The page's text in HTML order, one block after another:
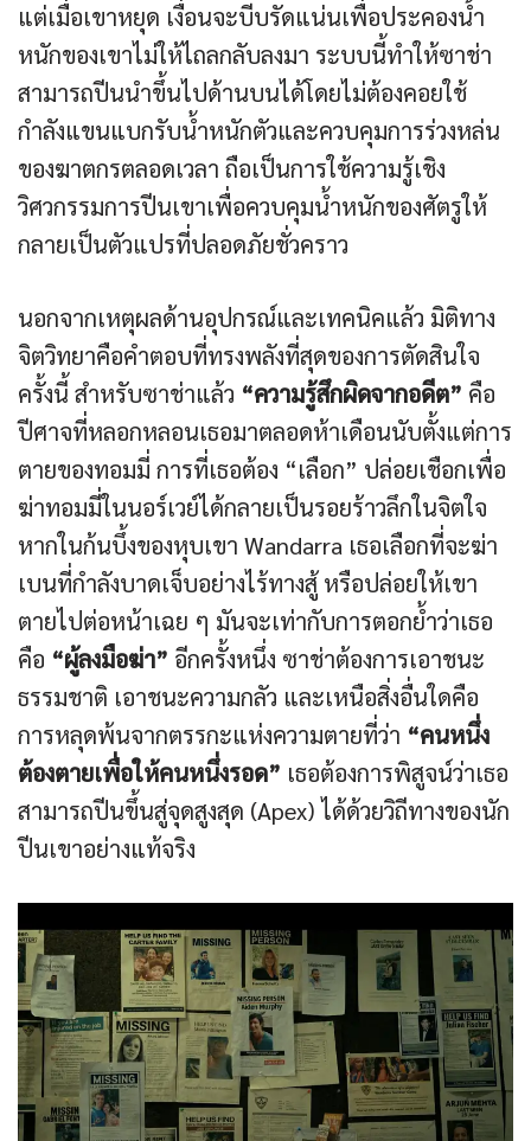
แต่เมื่อเขาหยุด เงื่อนจะบีบรัดแน่นเพื่อประคองน้ำ
หนักของเขาไม่ให้ไถลกลับลงมา ระบบนี้ทำให้ซาช่า
สามารถปีนนำขึ้นไปด้านบนได้โดยไม่ต้องคอยใช้
กำลังแขนแบกรับน้ำหนักตัวและควบคุมการร่วงหล่น
ของฆาตกรตลอดเวลา ถือเป็นการใช้ความรู้เชิง
วิศวกรรมการปีนเขาเพื่อควบคุมน้ำหนักของศัตรูให้
กลายเป็นตัวแปรที่ปลอดภัยชั่วคราว
นอกจากเหตุผลด้านอุปกรณ์และเทคนิคแล้ว มิติทาง
จิตวิทยาคือคำตอบที่ทรงพลังที่สุดของการตัดสินใจ
ครั้งนี้ สำหรับซาช่าแล้ว “ความรู้สึกผิดจากอดีต” คือ
ปีศาจที่หลอกหลอนเธอมาตลอดห้าเดือนนับตั้งแต่การ
ตายของทอมมี่ การที่เธอต้อง “เลือก” ปล่อยเชือกเพื่อ
ฆ่าทอมมี่ในนอร์เวย์ได้กลายเป็นรอยร้าวลึกในจิตใจ
หากในก้นบึ้งของหุบเขา Wandarra เธอเลือกที่จะฆ่า
เบนที่กำลังบาดเจ็บอย่างไร้ทางสู้ หรือปล่อยให้เขา
ตายไปต่อหน้าเฉย ๆ มันจะเท่ากับการตอกย้ำว่าเธอ
คือ “ผู้ลงมือฆ่า” อีกครั้งหนึ่ง ซาช่าต้องการเอาชนะ
ธรรมชาติ เอาชนะความกลัว และเหนือสิ่งอื่นใดคือ
การหลุดพ้นจากตรรกะแห่งความตายที่ว่า “คนหนึ่ง
ต้องตายเพื่อให้คนหนึ่งรอด” เธอต้องการพิสูจน์ว่าเธอ
สามารถปีนขึ้นสู่จุดสูงสุด (Apex) ได้ด้วยวิถีทางของนัก
ปีนเขาอย่างแท้จริง